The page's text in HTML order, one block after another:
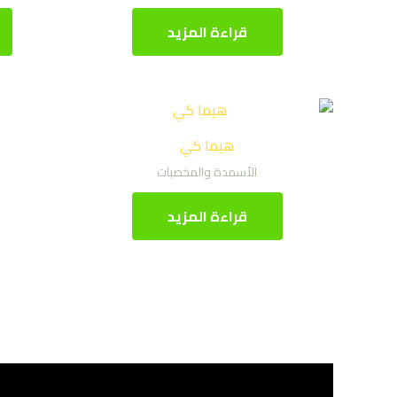
قراءة المزيد
هيما كي
الأسمدة والمخصبات
قراءة المزيد